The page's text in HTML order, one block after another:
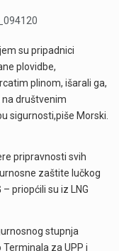
su pripadnici
plovidbe,
plinom, išarali ga,
na društvenim
sigurnosti,piše Morski.
pripravnosti svih
zaštite lučkog
priopćili su iz LNG
stupnja
za UPP i